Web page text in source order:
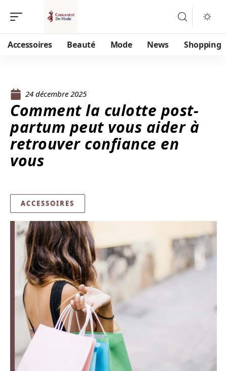
Accessoires Beauté Mode News Shopping
24 décembre 2025
Comment la culotte post-
partum peut vous aider à
retrouver confiance en
vous
ACCESSOIRES